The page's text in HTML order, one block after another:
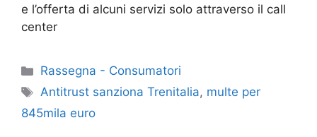
e l’offerta di alcuni servizi solo attraverso il call
center
Categorie
Rassegna - Consumatori
Tag
Antitrust sanziona Trenitalia, multe per
845mila euro